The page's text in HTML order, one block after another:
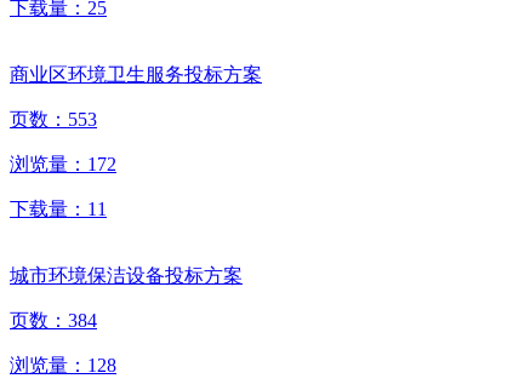
下载量： 25
商业区环境卫生服务投标方案
页数： 553
浏览量： 172
下载量： 11
城市环境保洁设备投标方案
页数： 384
浏览量： 128